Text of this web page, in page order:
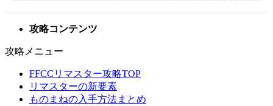
攻略コンテンツ
攻略メニュー
FFCCリマスター攻略TOP
リマスターの新要素
ものまねの入手方法まとめ